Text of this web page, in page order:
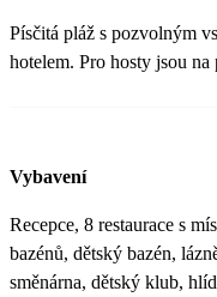
Písčitá pláž s pozvolným
hotelem. Pro hosty jsou
Vybavení
Recepce, 8 restaurace s
bazénů, dětský bazén,
směnárna, dětský klub,